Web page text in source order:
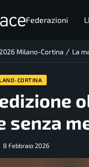
Federazioni
Milano-Cortina / La
CORTINA
senza
8 Febbraio 2026